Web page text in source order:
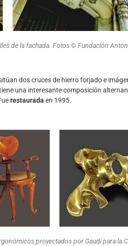
de la fachada. Fotos © Fundación
dos cruces de hierro forjado e
una interesante composición
restaurada en 1995.
proyectados por Gaudí para la